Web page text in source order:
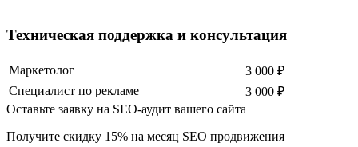
Техническая поддержка и консультация
Маркетолог
3 000 ₽
Специалист по рекламе
3 000 ₽
Оставьте заявку на SEO-аудит вашего сайта
Получите скидку 15% на месяц SEO продвижения